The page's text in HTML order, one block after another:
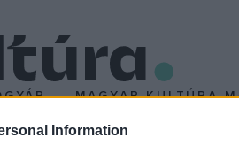
Information
MAGYAR KULTÚRA